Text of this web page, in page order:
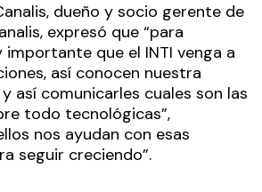
dueño y socio gerente de
expresó que “para
que el INTI venga a
así conocen nuestra
así comunicarles cuales son las
todo tecnológicas”,
nos ayudan con esas
seguir creciendo”.